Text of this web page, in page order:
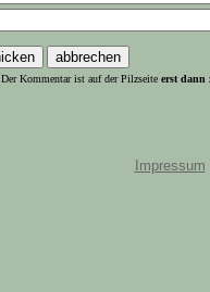
Der Kommentar ist auf der Pilzseite erst dann
Impressum